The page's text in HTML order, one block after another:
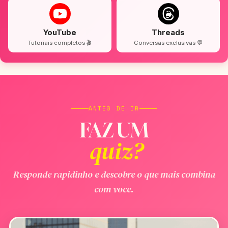
YouTube
Tutoriais completos 🎬
Threads
Conversas exclusivas 💬
ANTES DE IR
FAZ UM
quiz?
Responde rapidinho e descobre o que mais combina
com voce.